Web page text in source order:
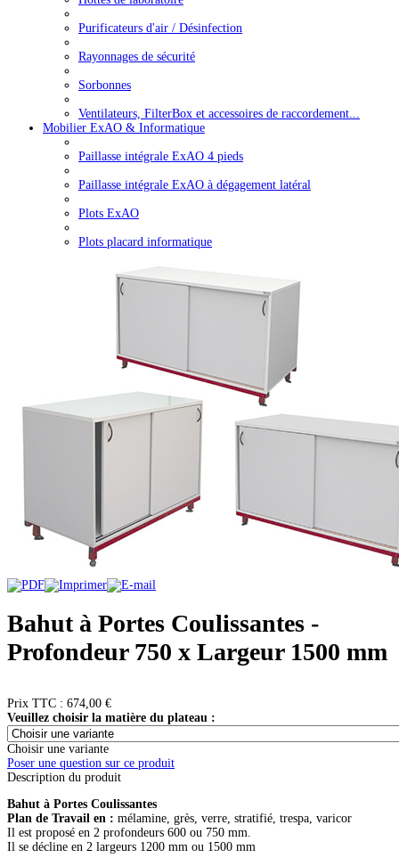
Purificateurs d'air / Désinfection
Rayonnages de sécurité
Sorbonnes
Ventilateurs, FilterBox et accessoires de raccordement...
Mobilier ExAO & Informatique
Paillasse intégrale ExAO 4 pieds
Paillasse intégrale ExAO à dégagement latéral
Plots ExAO
Plots placard informatique
Bahut à Portes Coulissantes -
Profondeur 750 x Largeur 1500 mm
Prix ​​TTC : 674,00 €
Veuillez choisir la matière du plateau :
Choisir une variante
Poser une question sur ce produit
Description du produit
Bahut à Portes Coulissantes
Plan de Travail en : mélamine, grès, verre, stratifié, trespa, varicor
Il est proposé en 2 profondeurs 600 ou 750 mm.
Il se décline en 2 largeurs 1200 mm ou 1500 mm